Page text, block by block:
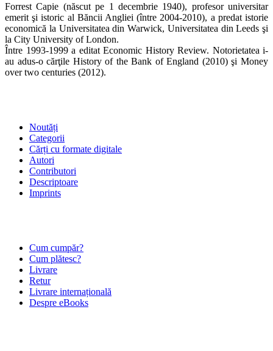
Forrest Capie (născut pe 1 decembrie 1940), profesor universitar
emerit şi istoric al Băncii Angliei (între 2004-2010), a predat istorie
economică la Universitatea din Warwick, Universitatea din Leeds şi
la City University of London.
Între 1993-1999 a editat Economic History Review. Notorietatea i-
au adus-o cărţile History of the Bank of England (2010) şi Money
over two centuries (2012).
Noutăți
Categorii
Cărți cu formate digitale
Autori
Contributori
Descriptoare
Imprints
Cum cumpăr?
Cum plătesc?
Livrare
Retur
Livrare internațională
Despre eBooks